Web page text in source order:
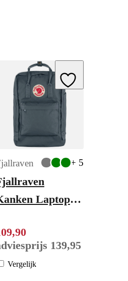
Add to Wishlist
+ 5
Laptop
,90
139,95
Vergelijk